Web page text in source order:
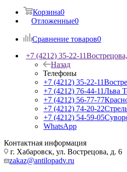
Корзина0
Отложенные0
Сравнение товаров0
+7 (4212) 35-22-11
Назад
Телефоны
+7 (4212) 35-22-11
+7 (4212) 76-44-11Льва
+7 (4212) 56-77-77
+7 (4212) 74-20-22
+7 (4212) 54-59-05
WhatsApp
Контактная информация
г. Хабаровск, ул. Вострецова, д. 6
zakaz@antilopadv.ru